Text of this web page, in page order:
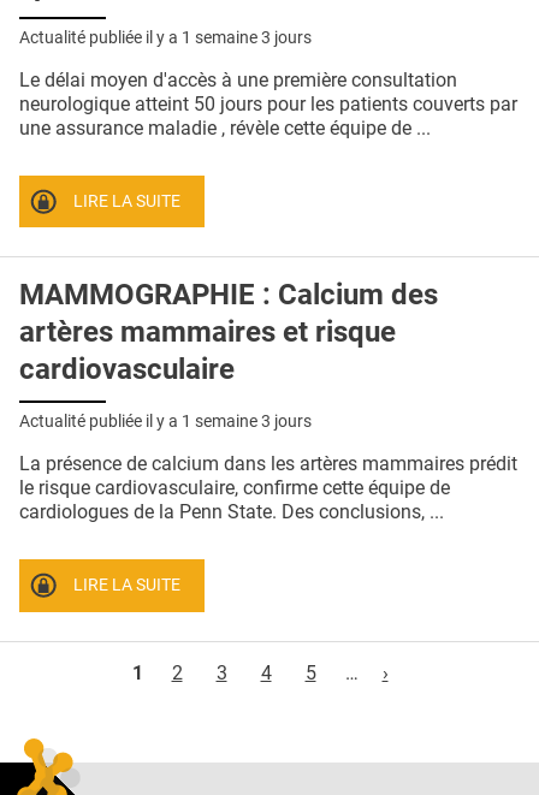
Actualité publiée il y a 1 semaine 3 jours
Le délai moyen d'accès à une première consultation
neurologique atteint 50 jours pour les patients couverts par
une assurance maladie , révèle cette équipe de ...
LIRE LA SUITE
MAMMOGRAPHIE : Calcium des
artères mammaires et risque
cardiovasculaire
Actualité publiée il y a 1 semaine 3 jours
La présence de calcium dans les artères mammaires prédit
le risque cardiovasculaire, confirme cette équipe de
cardiologues de la Penn State. Des conclusions, ...
LIRE LA SUITE
1
2 3 4 5 … ›